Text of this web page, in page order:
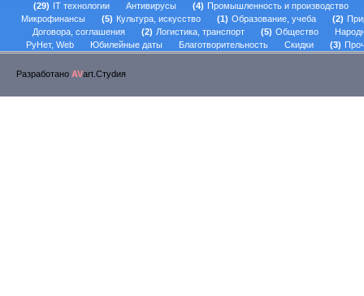
29 IT технологии Антивирусы 4
Промышленность и производство
Микрофинансы
5 Культура, искусство 1 Образование, учеба 2
Договора, соглашения
2 Логистика, транспорт 5 Общество
РуНет, Web
Юбилейные даты Благотворительность Скидки 3
Разработано AVart.Стуdия